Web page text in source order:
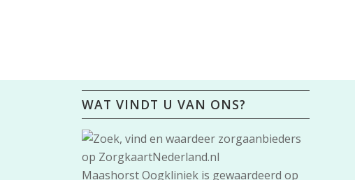
WAT VINDT U VAN ONS?
Maashorst Oogkliniek is gewaardeerd op